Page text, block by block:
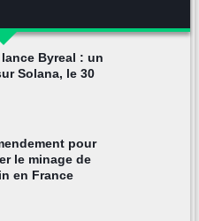
Byreal : un
Solana, le 30
pour
le minage de
en France